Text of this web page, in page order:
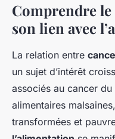
Comprendre
son lien avec
La relation entre
un sujet d’intérêt
associés au cancer
alimentaires
transformées et